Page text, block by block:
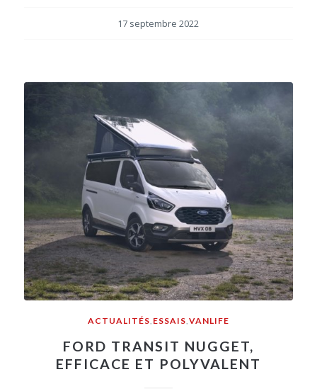
17 septembre 2022
ACTUALITÉS, ESSAIS,VANLIFE
FORD TRANSIT NUGGET,
EFFICACE ET POLYVALENT